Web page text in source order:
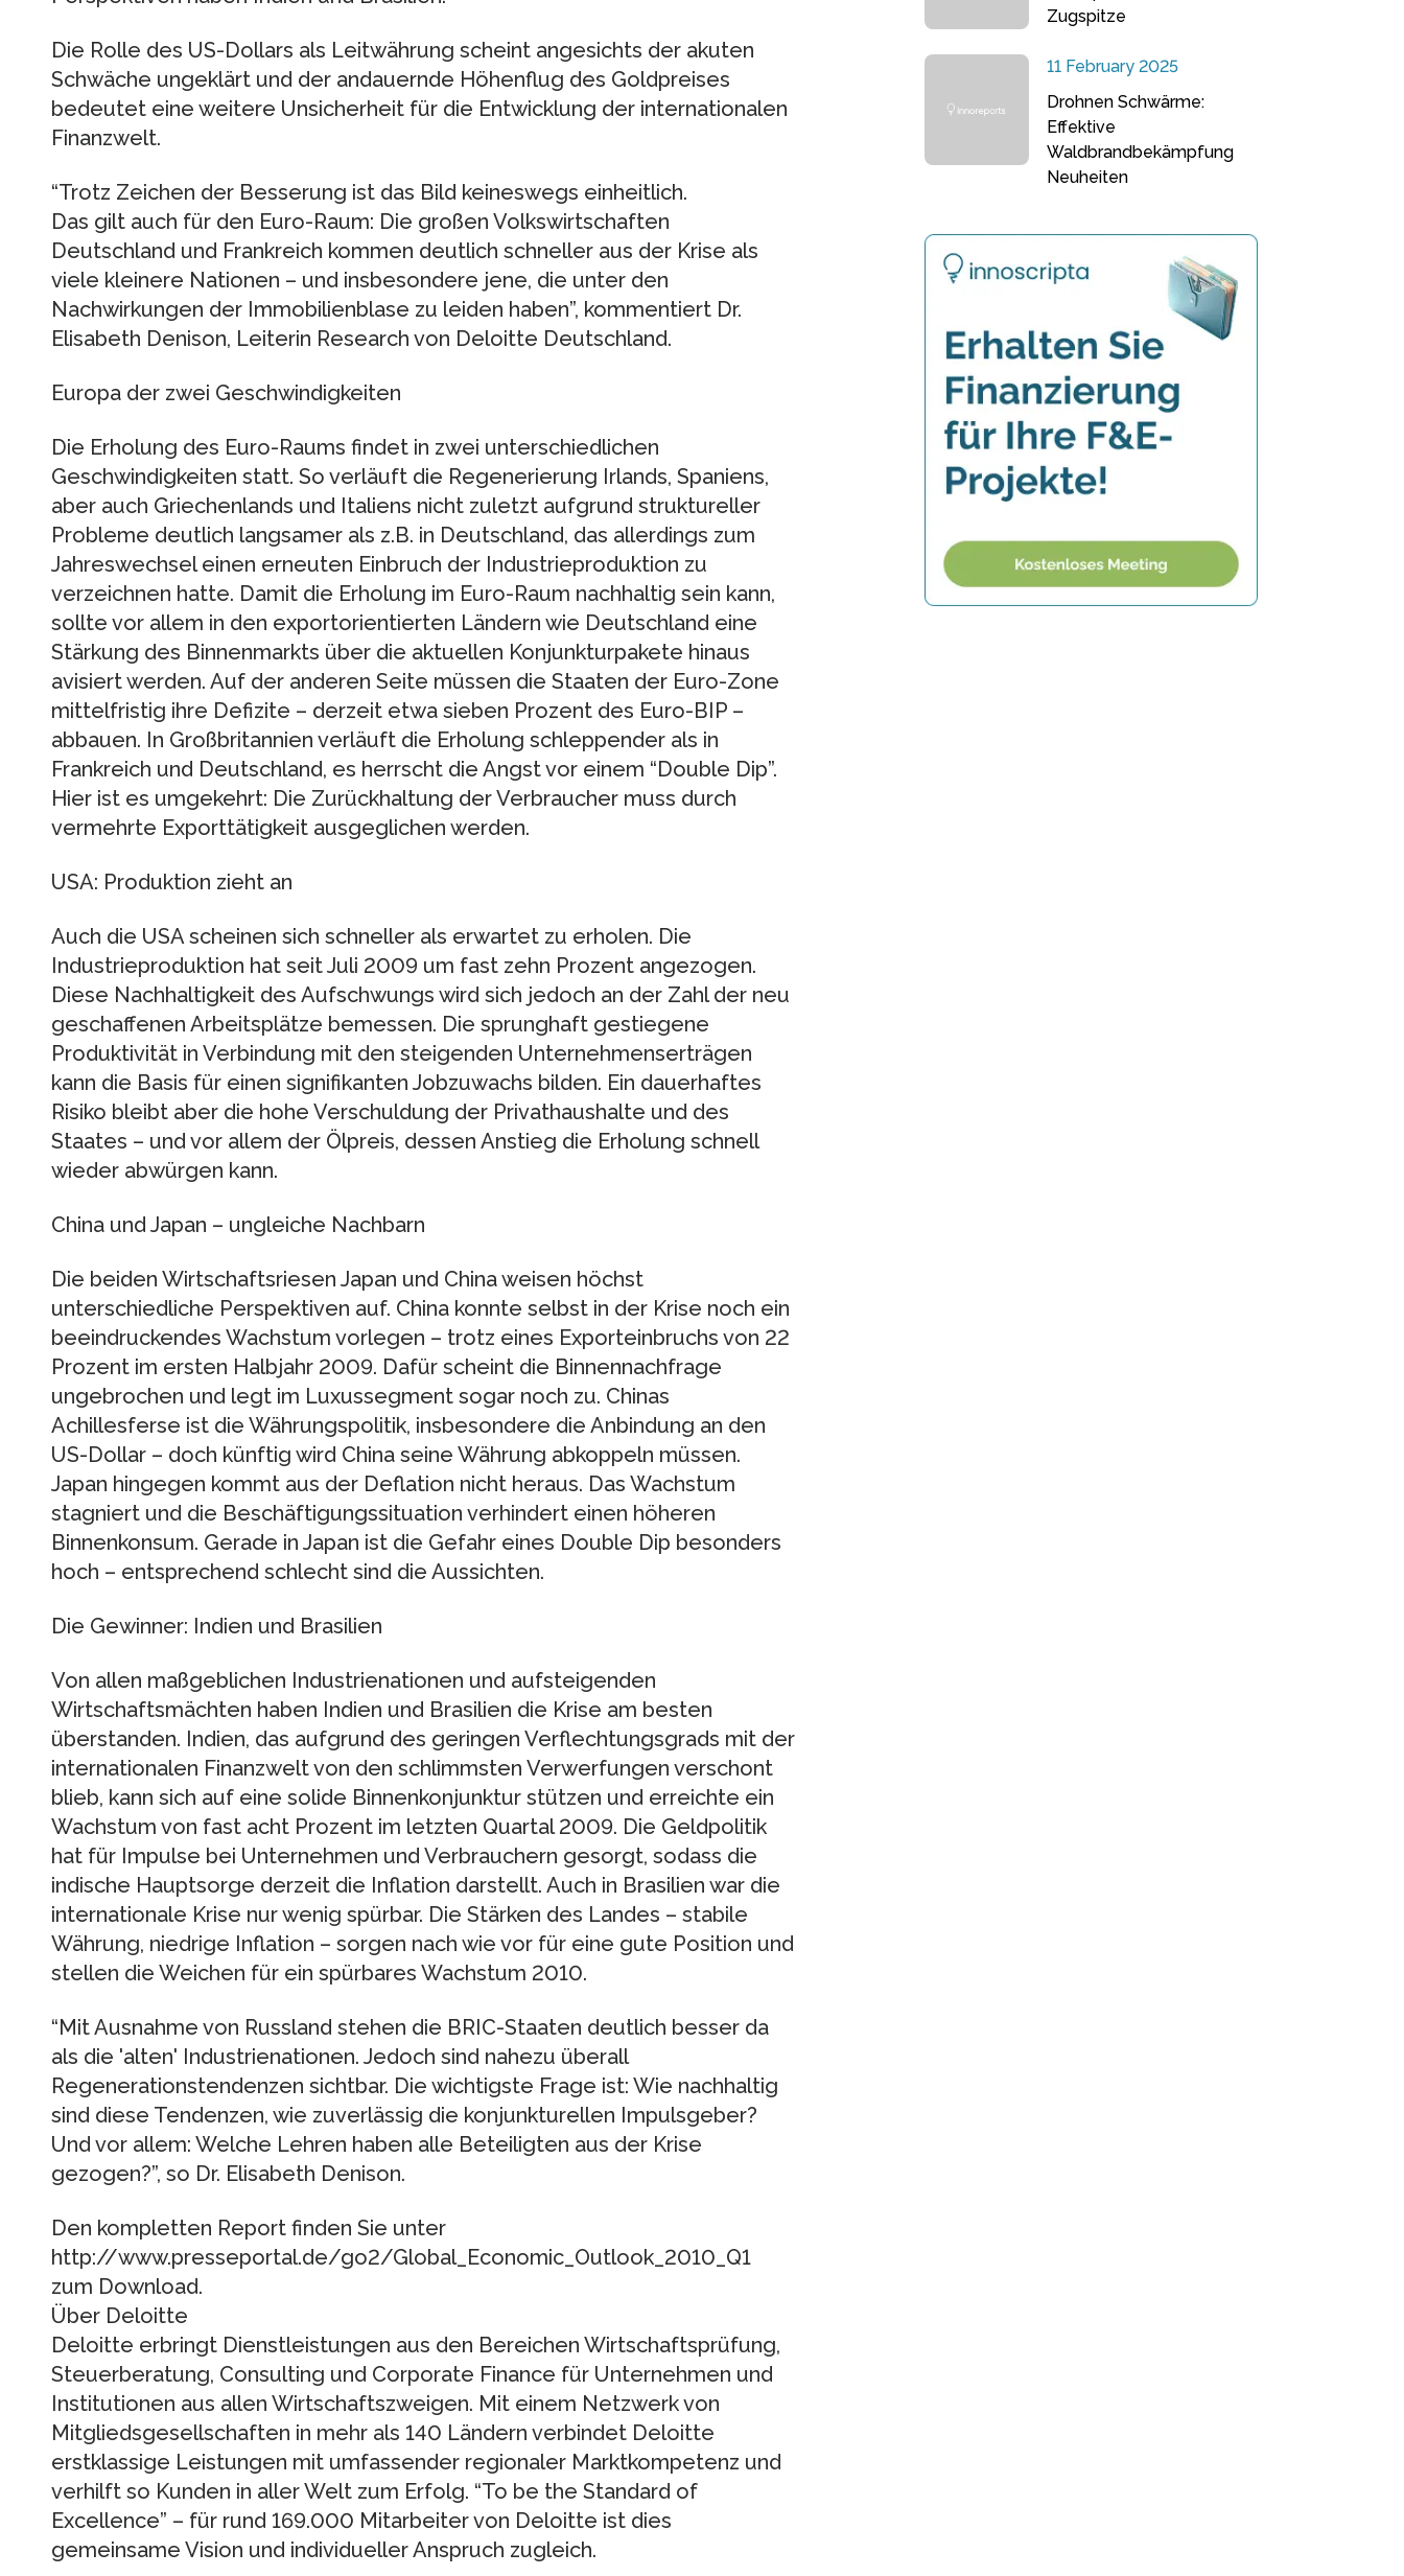
Die Rolle des US-Dollars als Leitwährung scheint angesichts der akuten
Schwäche ungeklärt und der andauernde Höhenflug des Goldpreises
bedeutet eine weitere Unsicherheit für die Entwicklung der internationalen
Finanzwelt.
“Trotz Zeichen der Besserung ist das Bild keineswegs einheitlich.
Das gilt auch für den Euro-Raum: Die großen Volkswirtschaften
Deutschland und Frankreich kommen deutlich schneller aus der Krise als
viele kleinere Nationen – und insbesondere jene, die unter den
Nachwirkungen der Immobilienblase zu leiden haben”, kommentiert Dr.
Elisabeth Denison, Leiterin Research von Deloitte Deutschland.
Europa der zwei Geschwindigkeiten
Die Erholung des Euro-Raums findet in zwei unterschiedlichen
Geschwindigkeiten statt. So verläuft die Regenerierung Irlands, Spaniens,
aber auch Griechenlands und Italiens nicht zuletzt aufgrund struktureller
Probleme deutlich langsamer als z.B. in Deutschland, das allerdings zum
Jahreswechsel einen erneuten Einbruch der Industrieproduktion zu
verzeichnen hatte. Damit die Erholung im Euro-Raum nachhaltig sein kann,
sollte vor allem in den exportorientierten Ländern wie Deutschland eine
Stärkung des Binnenmarkts über die aktuellen Konjunkturpakete hinaus
avisiert werden. Auf der anderen Seite müssen die Staaten der Euro-Zone
mittelfristig ihre Defizite – derzeit etwa sieben Prozent des Euro-BIP –
abbauen. In Großbritannien verläuft die Erholung schleppender als in
Frankreich und Deutschland, es herrscht die Angst vor einem “Double Dip”.
Hier ist es umgekehrt: Die Zurückhaltung der Verbraucher muss durch
vermehrte Exporttätigkeit ausgeglichen werden.
USA: Produktion zieht an
Auch die USA scheinen sich schneller als erwartet zu erholen. Die
Industrieproduktion hat seit Juli 2009 um fast zehn Prozent angezogen.
Diese Nachhaltigkeit des Aufschwungs wird sich jedoch an der Zahl der neu
geschaffenen Arbeitsplätze bemessen. Die sprunghaft gestiegene
Produktivität in Verbindung mit den steigenden Unternehmenserträgen
kann die Basis für einen signifikanten Jobzuwachs bilden. Ein dauerhaftes
Risiko bleibt aber die hohe Verschuldung der Privathaushalte und des
Staates – und vor allem der Ölpreis, dessen Anstieg die Erholung schnell
wieder abwürgen kann.
China und Japan – ungleiche Nachbarn
Die beiden Wirtschaftsriesen Japan und China weisen höchst
unterschiedliche Perspektiven auf. China konnte selbst in der Krise noch ein
beeindruckendes Wachstum vorlegen – trotz eines Exporteinbruchs von 22
Prozent im ersten Halbjahr 2009. Dafür scheint die Binnennachfrage
ungebrochen und legt im Luxussegment sogar noch zu. Chinas
Achillesferse ist die Währungspolitik, insbesondere die Anbindung an den
US-Dollar – doch künftig wird China seine Währung abkoppeln müssen.
Japan hingegen kommt aus der Deflation nicht heraus. Das Wachstum
stagniert und die Beschäftigungssituation verhindert einen höheren
Binnenkonsum. Gerade in Japan ist die Gefahr eines Double Dip besonders
hoch – entsprechend schlecht sind die Aussichten.
Die Gewinner: Indien und Brasilien
Von allen maßgeblichen Industrienationen und aufsteigenden
Wirtschaftsmächten haben Indien und Brasilien die Krise am besten
überstanden. Indien, das aufgrund des geringen Verflechtungsgrads mit der
internationalen Finanzwelt von den schlimmsten Verwerfungen verschont
blieb, kann sich auf eine solide Binnenkonjunktur stützen und erreichte ein
Wachstum von fast acht Prozent im letzten Quartal 2009. Die Geldpolitik
hat für Impulse bei Unternehmen und Verbrauchern gesorgt, sodass die
indische Hauptsorge derzeit die Inflation darstellt. Auch in Brasilien war die
internationale Krise nur wenig spürbar. Die Stärken des Landes – stabile
Währung, niedrige Inflation – sorgen nach wie vor für eine gute Position und
stellen die Weichen für ein spürbares Wachstum 2010.
“Mit Ausnahme von Russland stehen die BRIC-Staaten deutlich besser da
als die 'alten' Industrienationen. Jedoch sind nahezu überall
Regenerationstendenzen sichtbar. Die wichtigste Frage ist: Wie nachhaltig
sind diese Tendenzen, wie zuverlässig die konjunkturellen Impulsgeber?
Und vor allem: Welche Lehren haben alle Beteiligten aus der Krise
gezogen?”, so Dr. Elisabeth Denison.
Den kompletten Report finden Sie unter
http://www.presseportal.de/go2/Global_Economic_Outlook_2010_Q1
zum Download.
Über Deloitte
Deloitte erbringt Dienstleistungen aus den Bereichen Wirtschaftsprüfung,
Steuerberatung, Consulting und Corporate Finance für Unternehmen und
Institutionen aus allen Wirtschaftszweigen. Mit einem Netzwerk von
Mitgliedsgesellschaften in mehr als 140 Ländern verbindet Deloitte
erstklassige Leistungen mit umfassender regionaler Marktkompetenz und
verhilft so Kunden in aller Welt zum Erfolg. “To be the Standard of
Excellence” – für rund 169.000 Mitarbeiter von Deloitte ist dies
gemeinsame Vision und individueller Anspruch zugleich.
Zugspitze
11 February 2025
Drohnen Schwärme:
Effektive
Waldbrandbekämpfung
Neuheiten